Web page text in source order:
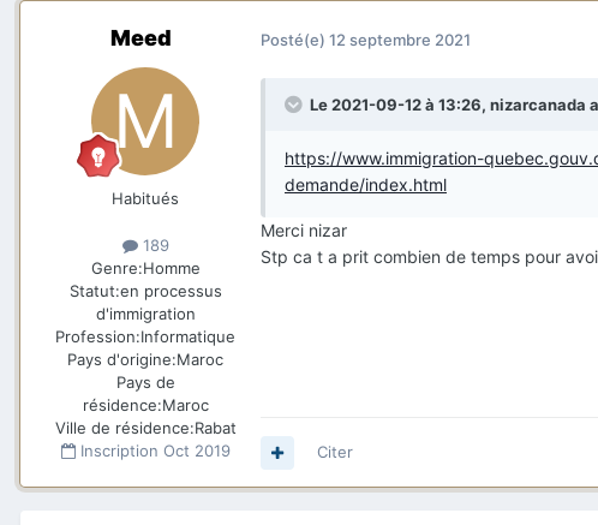
Meed
Habitués
189
Genre:Homme
Statut:en processus
d'immigration
Profession:Informatique
Pays d'origine:Maroc
Pays de
résidence:Maroc
Ville de résidence:Rabat
Inscription Oct 2019
Posté(e) 12 septembre 2021
Le 2021-09-12 à 13:26, nizarcanada
https://www.immigration-
demande/index.html
Merci nizar
Stp ca t a prit combien de temps pour
Citer